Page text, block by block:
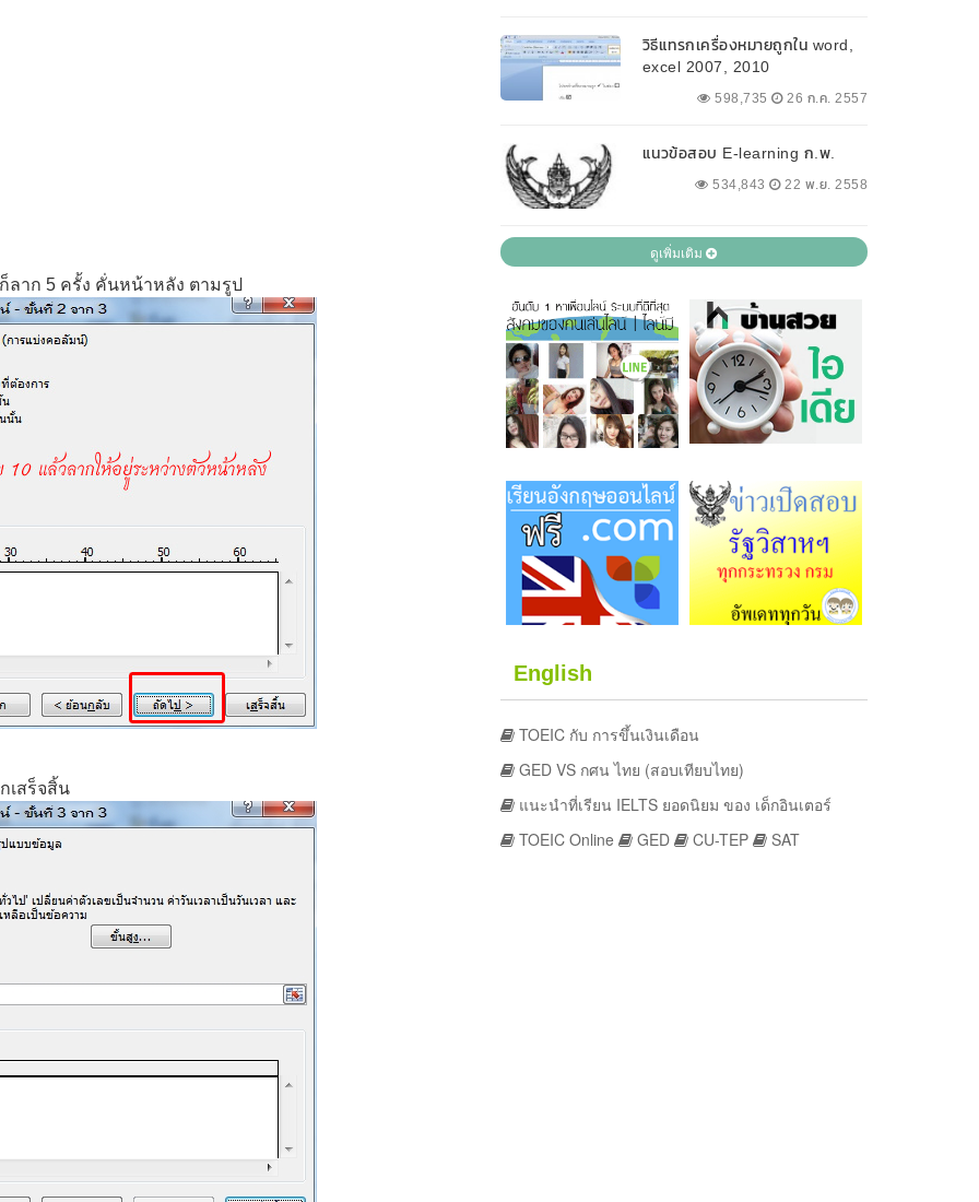
ลาก 5 ครั้ง คั่นหน้าหลัง ตามรูป
เสร็จสิ้น
วิธีแทรกเครื่องหมายถูกใน word,
excel 2007, 2010
598,735 26 ก.ค. 2557
แนวข้อสอบ E-learning ก.พ.
534,843 22 พ.ย. 2558
ดูเพิ่มเติม
English
TOEIC กับ การขึ้นเงินเดือน
GED VS กศน ไทย (สอบเทียบไทย)
แนะนำที่เรียน IELTS ยอดนิยม ของ เด็กอินเตอร์
TOEIC Online
GED CU-TEP SAT